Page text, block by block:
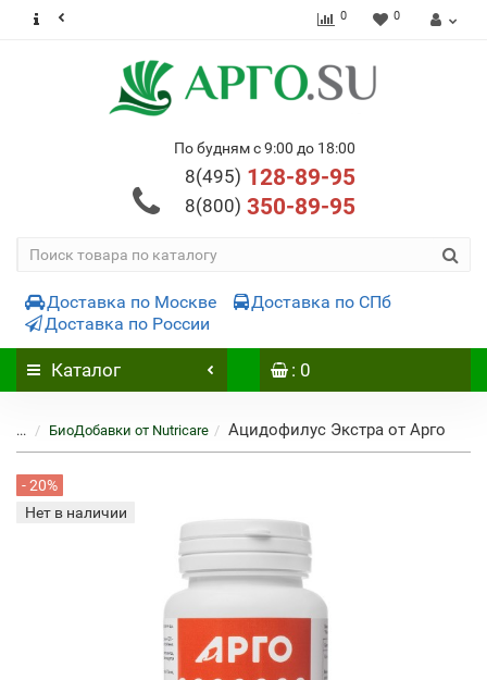
0 0
По будням с 9:00 до 18:00
8(495) 128-89-95
8(800) 350-89-95
Доставка по Москве
Доставка по СПб
Доставка по России
Каталог : 0
... БиоДобавки от Nutricare Ацидофилус Экстра от Арго
- 20%
Нет в наличии